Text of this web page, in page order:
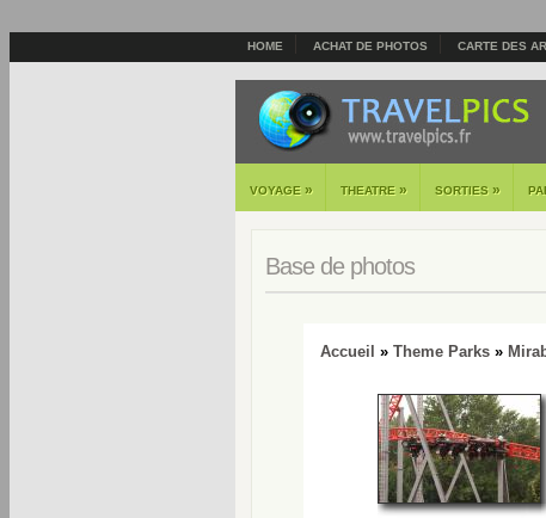
HOME ACHAT DE PHOTOS CARTE DES
VOYAGE » THEATRE » SORTIES »
Base de photos
Accueil » Theme Parks »